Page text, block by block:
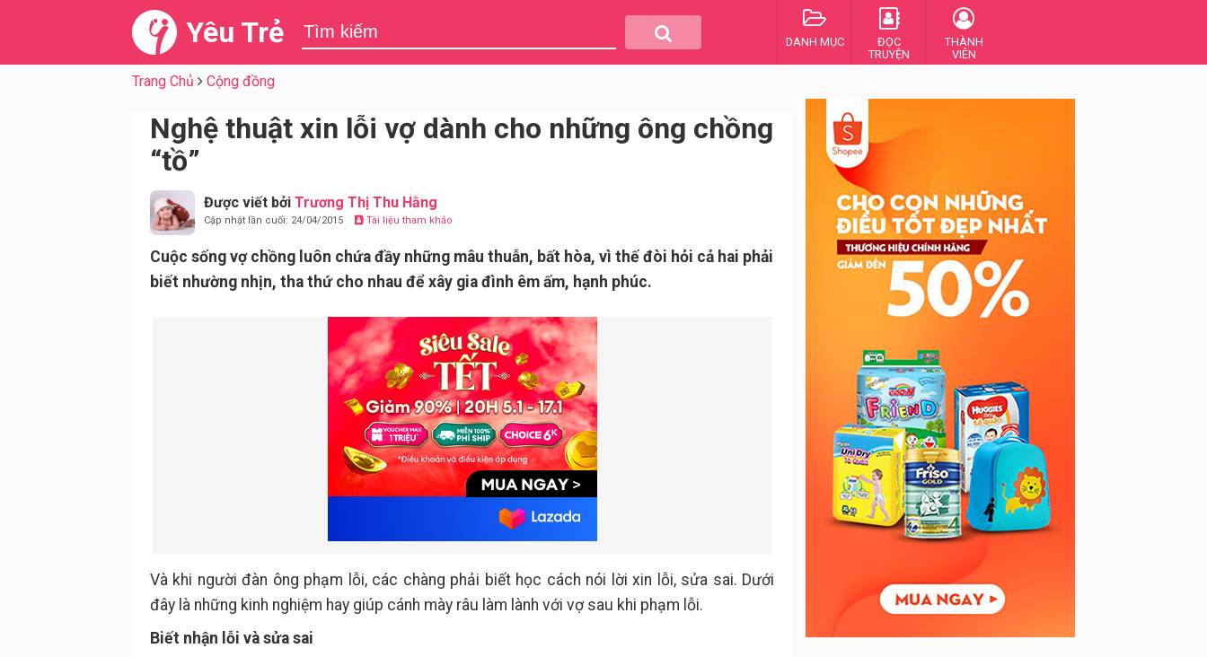
Yêu Trẻ DANH MỤC
ĐỌC
TRUYỆN
THÀNH
VIÊN
Trang Chủ Cộng đồng
Nghệ thuật xin lỗi vợ dành cho những ông chồng
“tồ”
Được viết bởi Trương Thị Thu Hằng
Cập nhật lần cuối: 24/04/2015 Tài liệu tham khảo
Cuộc sống vợ chồng luôn chứa đầy những mâu thuẫn, bất hòa, vì thế đòi hỏi cả hai phải
biết nhường nhịn, tha thứ cho nhau để xây gia đình êm ấm, hạnh phúc.
Và khi người đàn ông phạm lỗi, các chàng phải biết học cách nói lời xin lỗi, sửa sai. Dưới
đây là những kinh nghiệm hay giúp cánh mày râu làm lành với vợ sau khi phạm lỗi.
Biết nhận lỗi và sửa sai